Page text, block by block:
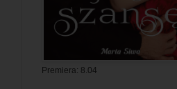
Premiera: 8.04